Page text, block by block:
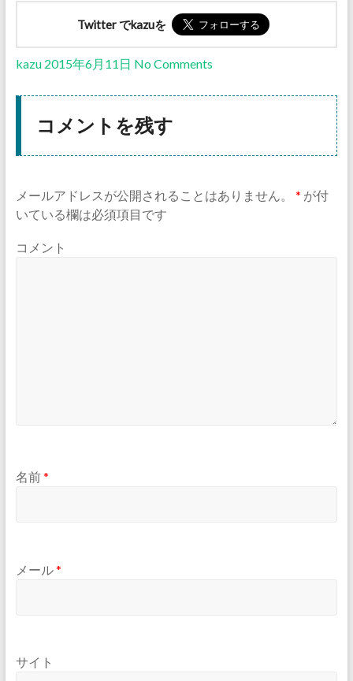
Twitter でkazuを
kazu 2015年6月11日 No Comments
コメントを残す
メールアドレスが公開されることはありません。 * が付
いている欄は必須項目です
コメント
名前*
メール*
サイト